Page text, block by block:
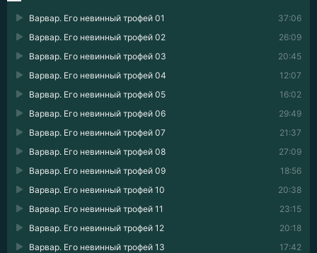
37:06
Варвар. Его невинный трофей 01
26:09
Варвар. Его невинный трофей 02
20:45
Варвар. Его невинный трофей 03
12:07
Варвар. Его невинный трофей 04
16:02
Варвар. Его невинный трофей 05
29:49
Варвар. Его невинный трофей 06
21:37
Варвар. Его невинный трофей 07
27:09
Варвар. Его невинный трофей 08
18:56
Варвар. Его невинный трофей 09
20:38
Варвар. Его невинный трофей 10
23:15
Варвар. Его невинный трофей 11
20:18
Варвар. Его невинный трофей 12
17:42
Варвар. Его невинный трофей 13